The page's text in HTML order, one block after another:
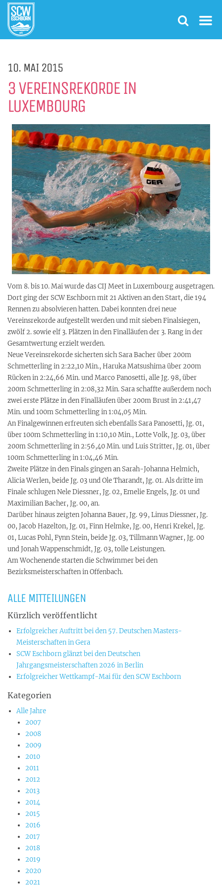
10. MAI 2015
3 VEREINSREKORDE IN
LUXEMBOURG
Vom 8. bis 10. Mai wurde das CIJ Meet in Luxembourg ausgetragen.
Dort ging der SCW Eschborn mit 21 Aktiven an den Start, die 194
Rennen zu absolvieren hatten. Dabei konnten drei neue
Vereinsrekorde aufgestellt werden und mit sieben Finalsiegen,
zwölf 2. sowie elf 3. Plätzen in den Finalläufen der 3. Rang in der
Gesamtwertung erzielt werden.
Neue Vereinsrekorde sicherten sich Sara Bacher über 200m
Schmetterling in 2:22,10 Min., Haruka Matsushima über 200m
Rücken in 2:24,66 Min. und Marco Panosetti, alle Jg. 98, über
200m Schmetterling in 2:08,32 Min. Sara schaffte außerdem noch
zwei erste Plätze in den Finalläufen über 200m Brust in 2:41,47
Min. und 100m Schmetterling in 1:04,05 Min.
An Finalgewinnen erfreuten sich ebenfalls Sara Panosetti, Jg. 01,
über 100m Schmetterling in 1:10,10 Min., Lotte Volk, Jg. 03, über
200m Schmetterling in 2:56,40 Min. und Luis Stritter, Jg. 01, über
100m Schmetterling in 1:04,46 Min.
Zweite Plätze in den Finals gingen an Sarah-Johanna Helmich,
Alicia Werlen, beide Jg. 03 und Ole Tharandt, Jg. 01. Als dritte im
Finale schlugen Nele Diessner, Jg. 02, Emelie Engels, Jg. 01 und
Maximilian Bacher, Jg. 00, an.
Darüber hinaus zeigten Johanna Bauer, Jg. 99, Linus Diessner, Jg.
00, Jacob Hazelton, Jg. 01, Finn Helmke, Jg. 00, Henri Krekel, Jg.
01, Lucas Pohl, Fynn Stein, beide Jg. 03, Tillmann Wagner, Jg. 00
und Jonah Wappenschmidt, Jg. 03, tolle Leistungen.
Am Wochenende starten die Schwimmer bei den
Bezirksmeisterschaften in Offenbach.
ALLE MITTEILUNGEN
Kürzlich veröffentlicht
Erfolgreicher Auftritt bei den 57. Deutschen Masters-
Meisterschaften in Gera
SCW Eschborn glänzt bei den Deutschen
Jahrgangsmeisterschaften 2026 in Berlin
Erfolgreicher Wettkampf-Mai für den SCW Eschborn
Kategorien
Alle Jahre
2007
2008
2009
2010
2011
2012
2013
2014
2015
2016
2017
2018
2019
2020
2021